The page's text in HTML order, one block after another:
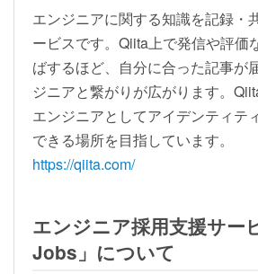
エンジニアに関する知識を記録・
ービスです。Qiita上で発信や評価
ばするほど、自分に合った記事が
ジニアと繋がりが広がります。
エンジニアとしてアイデンティテ
できる場所を目指しています。
https://qiita.com/
エンジニア採用支援サー
Jobs」について